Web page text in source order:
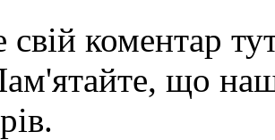
коментар
що